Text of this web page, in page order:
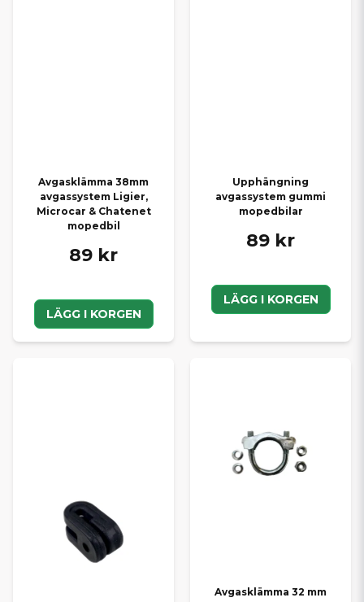
Avgasklämma 38mm
avgassystem Ligier,
Microcar & Chatenet
mopedbil
89 kr
LÄGG I KORGEN
Upphängning
avgassystem gummi
mopedbilar
89 kr
LÄGG I KORGEN
Avgasklämma 32 mm